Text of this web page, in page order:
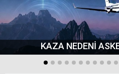
KAZA NEDENİ